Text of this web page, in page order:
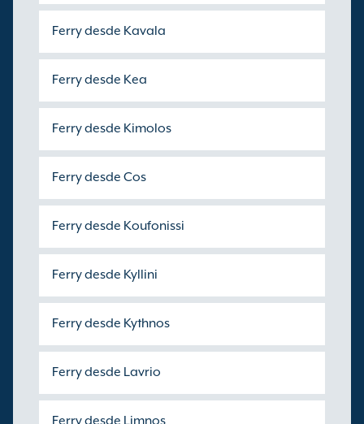
Ferry desde Kavala
Ferry desde Kea
Ferry desde Kimolos
Ferry desde Cos
Ferry desde Koufonissi
Ferry desde Kyllini
Ferry desde Kythnos
Ferry desde Lavrio
Ferry desde Limnos